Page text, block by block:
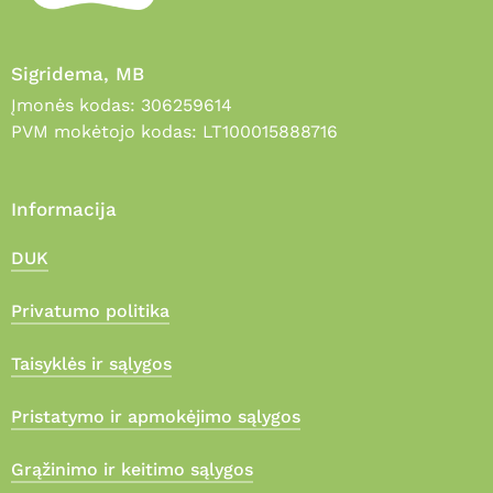
Sigridema, MB
Įmonės kodas: 306259614
PVM mokėtojo kodas: LT100015888716
Informacija
DUK
Privatumo politika
Taisyklės ir sąlygos
Pristatymo ir apmokėjimo sąlygos
Grąžinimo ir keitimo sąlygos